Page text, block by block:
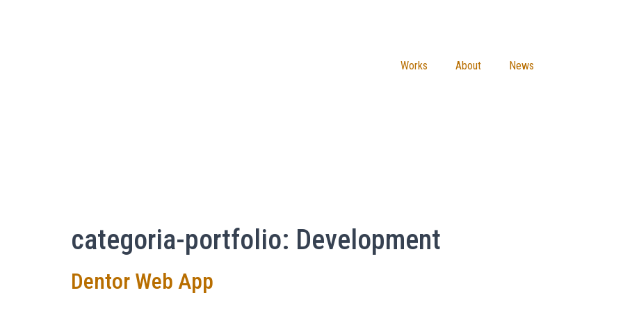
Works About News
categoria-portfolio: Development
Dentor Web App